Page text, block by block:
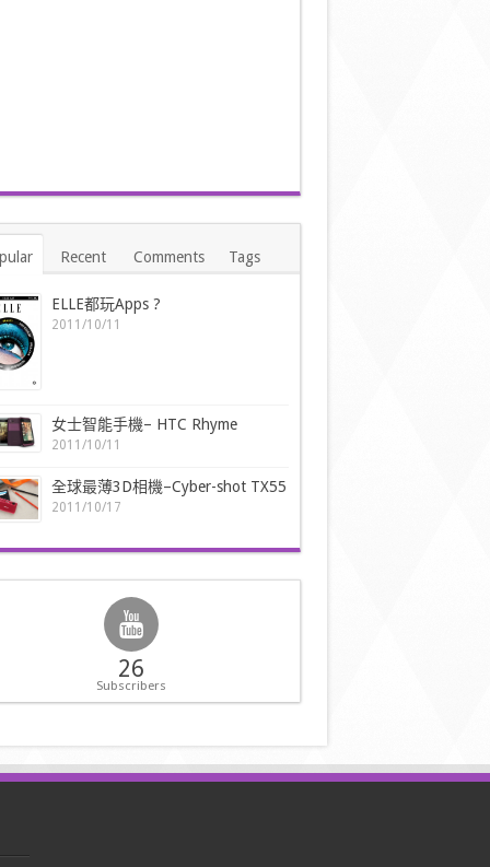
Recent Comments Tags
ELLE都玩Apps ?
2011/10/11
女士智能手機– HTC Rhyme
2011/10/11
全球最薄3D相機–Cyber-shot TX55
2011/10/17
26
Subscribers